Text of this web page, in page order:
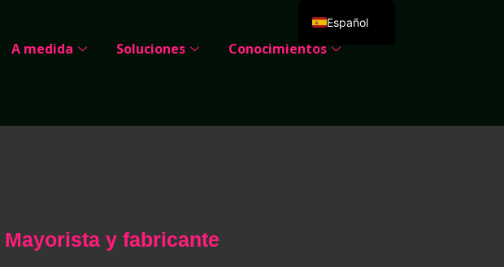
A medida Soluciones
Conocimientos
Mayorista y fabricante
Español
English
Русский